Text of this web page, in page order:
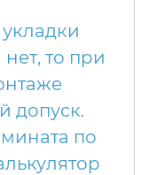
то при
допуск.
по